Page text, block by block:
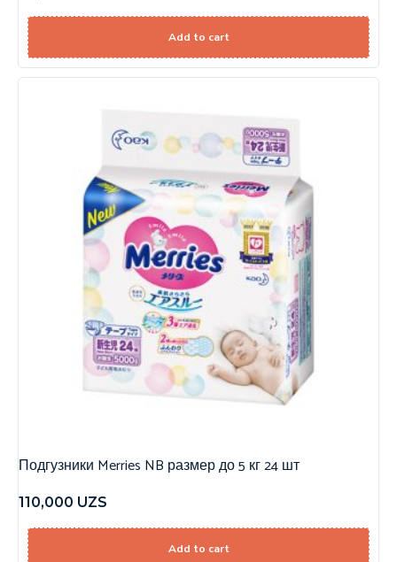
Add to cart
Подгузники Merries NB размер до 5 кг 24 шт
110,000 UZS
Add to cart